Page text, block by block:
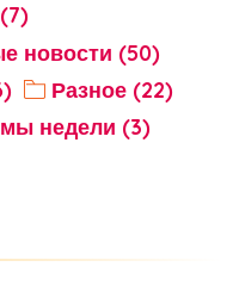
новости (50)
Разное (22)
недели (3)